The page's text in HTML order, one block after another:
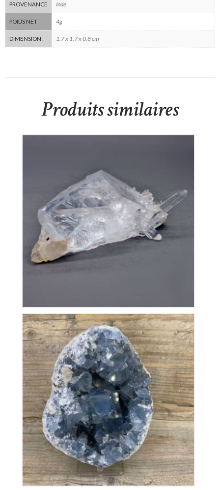
PROVENANCE Inde
POIDS NET 4g
DIMENSION : 1.7 x 1.7 x 0.8 cm
Produits similaires
Cristal De Roche
50
Géode de Célestine
200€